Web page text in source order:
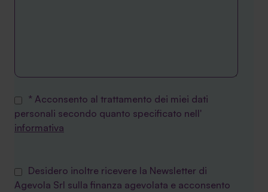
* Acconsento al trattamento dei miei dati
personali secondo quanto specificato nell'
informativa
Desidero inoltre ricevere la Newsletter di
Agevola Srl sulla finanza agevolata e acconsento